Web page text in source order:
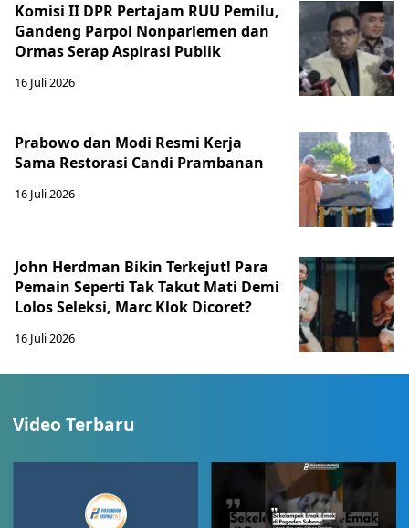
Komisi II DPR Pertajam RUU Pemilu,
Gandeng Parpol Nonparlemen dan
Ormas Serap Aspirasi Publik
16 Juli 2026
Prabowo dan Modi Resmi Kerja
Sama Restorasi Candi Prambanan
16 Juli 2026
John Herdman Bikin Terkejut! Para
Pemain Seperti Tak Takut Mati Demi
Lolos Seleksi, Marc Klok Dicoret?
16 Juli 2026
Video Terbaru